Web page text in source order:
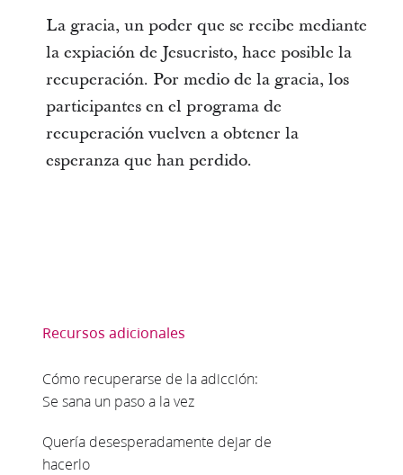
La gracia, un poder que se recibe mediante
la expiación de Jesucristo, hace posible la
recuperación. Por medio de la gracia, los
participantes en el programa de
recuperación vuelven a obtener la
esperanza que han perdido.
Recursos adicionales
Cómo recuperarse de la adicción:
Se sana un paso a la vez
Quería desesperadamente dejar de
hacerlo